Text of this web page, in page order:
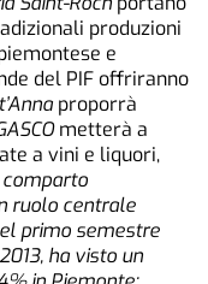
produzioni
e
del PIF offriranno
proporrà
metterà a
a vini e liquori,
ruolo centrale
primo semestre
ha visto un